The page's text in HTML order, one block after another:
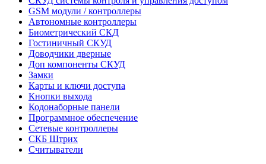
GSM модули / контроллеры
Автономные контроллеры
Биометрический СКД
Гостиничный СКУД
Доводчики дверные
Доп компоненты СКУД
Замки
Карты и ключи доступа
Кнопки выхода
Кодонаборные панели
Программное обеспечение
Сетевые контроллеры
СКБ Штрих
Считыватели